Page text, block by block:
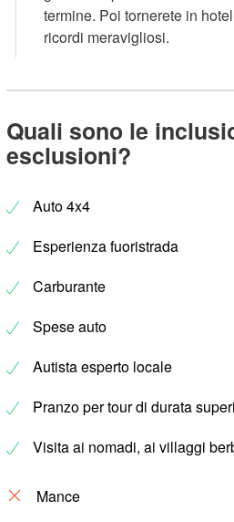
termine. Poi tornerete in
ricordi meravigliosi.
Quali sono le
esclusioni?
Auto 4x4
Esperienza fuoristrada
Carburante
Spese auto
Autista esperto locale
Pranzo per tour di durata
Visita ai nomadi, ai villaggi
Mance